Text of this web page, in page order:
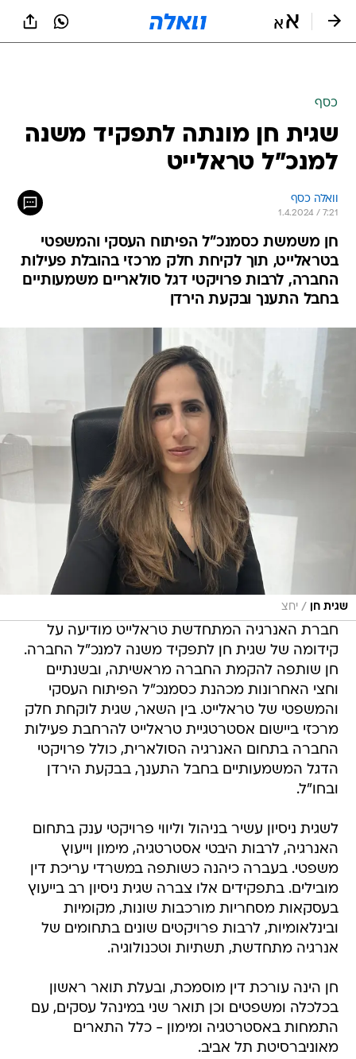
כסף
שגית חן מונתה לתפקיד משנה
למנכ"ל טראלייט
וואלה כסף
1.4.2024 / 7:21
חן משמשת כסמנכ"ל הפיתוח העסקי והמשפטי
בטראלייט, תוך לקיחת חלק מרכזי בהובלת פעילות
החברה, לרבות פרויקטי דגל סולאריים משמעותיים
בחבל התענך ובקעת הירדן
שגית חן / יחצ
חברת האנרגיה המתחדשת טראלייט מודיעה על
קידומה של שגית חן לתפקיד משנה למנכ"ל החברה.
חן שותפה להקמת החברה מראשיתה, ובשנתיים
וחצי האחרונות מכהנת כסמנכ"ל הפיתוח העסקי
והמשפטי של טראלייט. בין השאר, שגית לוקחת חלק
מרכזי ביישום אסטרטגיית טראלייט להרחבת פעילות
החברה בתחום האנרגיה הסולארית, כולל פרויקטי
הדגל המשמעותיים בחבל התענך, בבקעת הירדן
ובחו"ל.
לשגית ניסיון עשיר בניהול וליווי פרויקטי ענק בתחום
האנרגיה, לרבות היבטי אסטרטגיה, מימון וייעוץ
משפטי. בעברה כיהנה כשותפה במשרדי עריכת דין
מובילים. בתפקידים אלו צברה שגית ניסיון רב בייעוץ
בעסקאות מסחריות מורכבות שונות, מקומיות
ובינלאומיות, לרבות פרויקטים שונים בתחומים של
אנרגיה מתחדשת, תשתיות וטכנולוגיה.
חן הינה עורכת דין מוסמכת, ובעלת תואר ראשון
בכלכלה ומשפטים וכן תואר שני במינהל עסקים, עם
התמחות באסטרטגיה ומימון - כלל התארים
מאוניברסיטת תל אביב.